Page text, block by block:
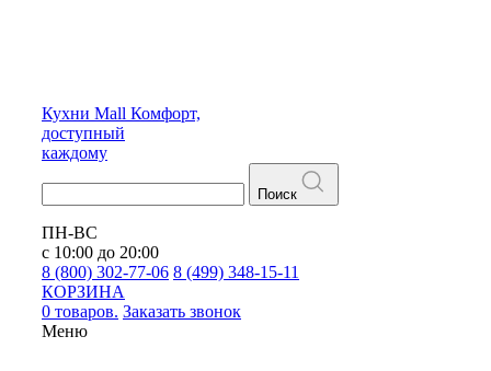
Кухни Mall Комфорт,
доступный
каждому
Поиск
ПН-ВС
с 10:00 до 20:00
8 (800) 302-77-06 8 (499) 348-15-11
КОРЗИНА
0 товаров. Заказать звонок
Меню